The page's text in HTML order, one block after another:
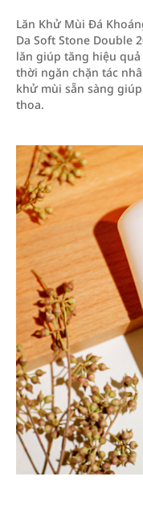
Lăn Khử Mùi Đá
Da Soft Stone Double
lăn giúp tăng hiệu
thời ngăn chặn tác
khử mùi sẵn sàng
thoa.